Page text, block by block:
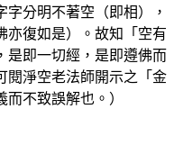
分明不著空（即相），
亦復如是）。故知「空有
是即一切經，是即遵佛而
閱淨空老法師開示之「金
不致誤解也。）